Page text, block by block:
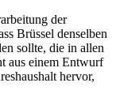
der
Brüssel denselben
sollte, die in allen
aus einem Entwurf
hervor,